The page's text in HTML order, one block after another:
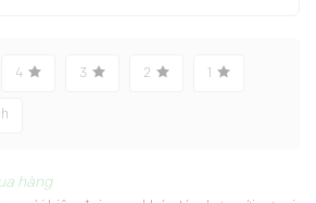
4 3 2
hàng